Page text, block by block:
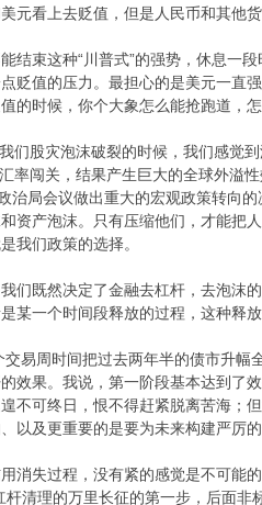
元看上去贬值，但是人民币和其他
结束这种“川普式”的强势，休息一
贬值的压力。最担心的是美元一直
的时候，你个大象怎么能抢跑道，
们股灾泡沫破裂的时候，我们感觉
率闯关，结果产生巨大的全球外溢性
治局会议做出重大的宏观政策转向
资产泡沫。只有压缩他们，才能把
我们政策的选择。
们既然决定了金融去杠杆，去泡沫
某一个时间段释放的过程，这种释
易周时间把过去两年半的债市升幅
效果。我说，第一阶段基本达到了
不可终日，恨不得赶紧脱离苦海；
以及更重要的是要为未来构建严厉
消失过程，没有紧的感觉是不可能
清理的万里长征的第一步，后面